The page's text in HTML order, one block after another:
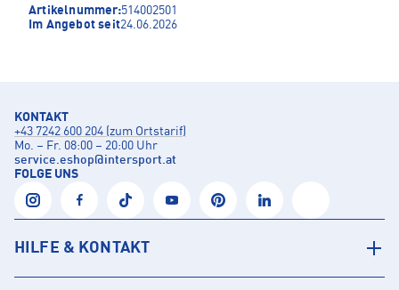
Artikelnummer:514002501
Im Angebot seit24.06.2026
KONTAKT
+43 7242 600 204 (zum Ortstarif)
Mo. – Fr. 08:00 – 20:00 Uhr
service.eshop@intersport.at
FOLGE UNS
HILFE & KONTAKT